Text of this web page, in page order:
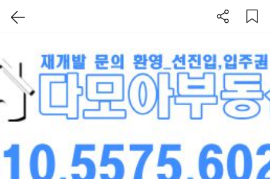
이 지역 보기